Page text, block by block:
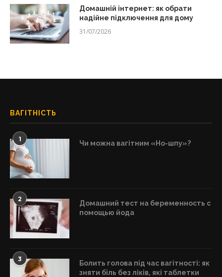
Домашній інтернет: як обрати
надійне підключення для дому
31/07/2026
ВАГІТНІСТЬ
1 Чи можна вагітним «Но-шпу»?
2
Домашний тест на беременность с
помощью йода
3
Болить голова під час вагітності: як
зняти біль без ліків, які таблетки